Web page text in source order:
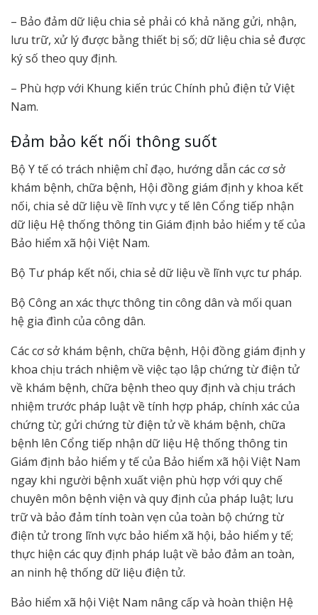
– Bảo đảm dữ liệu chia sẻ phải có khả năng gửi, nhận,
lưu trữ, xử lý được bằng thiết bị số; dữ liệu chia sẻ được
ký số theo quy định.
– Phù hợp với Khung kiến trúc Chính phủ điện tử Việt
Nam.
Đảm bảo kết nối thông suốt
Bộ Y tế có trách nhiệm chỉ đạo, hướng dẫn các cơ sở
khám bệnh, chữa bệnh, Hội đồng giám định y khoa kết
nối, chia sẻ dữ liệu về lĩnh vực y tế lên Cổng tiếp nhận
dữ liệu Hệ thống thông tin Giám định bảo hiểm y tế của
Bảo hiểm xã hội Việt Nam.
Bộ Tư pháp kết nối, chia sẻ dữ liệu về lĩnh vực tư pháp.
Bộ Công an xác thực thông tin công dân và mối quan
hệ gia đình của công dân.
Các cơ sở khám bệnh, chữa bệnh, Hội đồng giám định y
khoa chịu trách nhiệm về việc tạo lập chứng từ điện tử
về khám bệnh, chữa bệnh theo quy định và chịu trách
nhiệm trước pháp luật về tính hợp pháp, chính xác của
chứng từ; gửi chứng từ điện tử về khám bệnh, chữa
bệnh lên Cổng tiếp nhận dữ liệu Hệ thống thông tin
Giám định bảo hiểm y tế của Bảo hiểm xã hội Việt Nam
ngay khi người bệnh xuất viện phù hợp với quy chế
chuyên môn bệnh viện và quy định của pháp luật; lưu
trữ và bảo đảm tính toàn vẹn của toàn bộ chứng từ
điện tử trong lĩnh vực bảo hiểm xã hội, bảo hiểm y tế;
thực hiện các quy định pháp luật về bảo đảm an toàn,
an ninh hệ thống dữ liệu điện tử.
Bảo hiểm xã hội Việt Nam nâng cấp và hoàn thiện Hệ